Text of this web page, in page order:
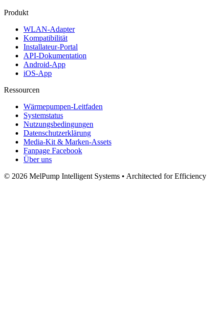
Produkt
WLAN‑Adapter
Kompatibilität
Installateur‑Portal
API‑Dokumentation
Android‑App
iOS‑App
Ressourcen
Wärmepumpen-Leitfaden
Systemstatus
Nutzungsbedingungen
Datenschutzerklärung
Media‑Kit & Marken‑Assets
Fanpage Facebook
Über uns
© 2026 MelPump Intelligent Systems • Architected for Efficiency